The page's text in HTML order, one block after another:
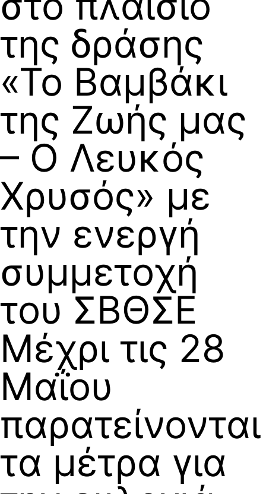
της δράσης
«Το Βαμβάκι
της Ζωής μας
– Ο Λευκός
Χρυσός» με
την ενεργή
συμμετοχή
του ΣΒΘΣΕ
Μέχρι τις 28
Μαΐου
παρατείνονται
τα μέτρα για